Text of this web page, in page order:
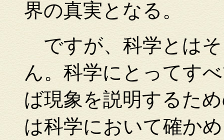
界の真実となる。
ですが、科学とは
ん。科学にとってす
ば現象を説明するた
は科学において確か